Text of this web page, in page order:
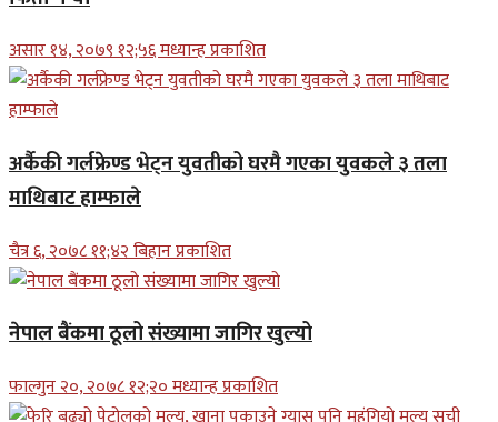
असार १४, २०७९ १२;५६ मध्यान्ह प्रकाशित
अर्कैकी गर्लफ्रेण्ड भेट्न युवतीको घरमै गएका युवकले ३ तला
माथिबाट हाम्फाले
चैत्र ६, २०७८ ११;४२ बिहान प्रकाशित
नेपाल बैंकमा ठूलो संख्यामा जागिर खुल्यो
फाल्गुन २०, २०७८ १२;२० मध्यान्ह प्रकाशित